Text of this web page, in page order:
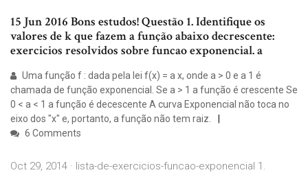
15 Jun 2016 Bons estudos! Questão 1. Identifique os
valores de k que fazem a função abaixo decrescente:
exercicios resolvidos sobre funcao exponencial. a
Uma função f : dada pela lei f(x) = a x, onde a > 0 e a 1 é
chamada de função exponencial. Se a > 1 a função é crescente Se
0 < a < 1 a função é decescente A curva Exponencial não toca no
eixo dos "x" e, portanto, a função não tem raiz.
6 Comments
Oct 29, 2014 · lista-de-exercicios-funcao-exponencial 1.